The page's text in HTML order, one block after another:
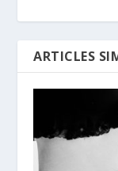
ARTICLES